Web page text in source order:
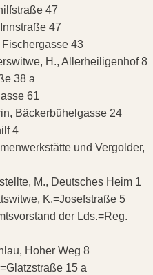
47
47
43
H., Allerheiligenhof 8
38 a
61
Bäckerbühelgasse 24
4
und Vergolder,
M., Deutsches Heim 1
K.=Josefstraße 5
der Lds.=Reg.
Hoher Weg 8
15 a